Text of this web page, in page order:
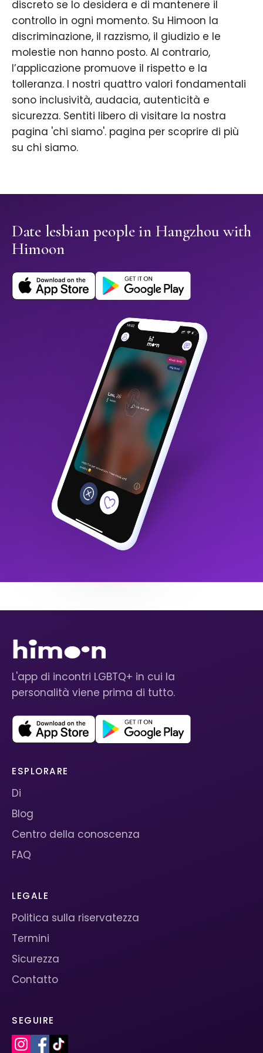
discreto se lo desidera e di mantenere il
controllo in ogni momento. Su Himoon la
discriminazione, il razzismo, il giudizio e le
molestie non hanno posto. Al contrario,
l’applicazione promuove il rispetto e la
tolleranza. I nostri quattro valori fondamentali
sono inclusività, audacia, autenticità e
sicurezza. Sentiti libero di visitare la nostra
pagina 'chi siamo'. pagina per scoprire di più
su chi siamo.
Date lesbian people in Hangzhou with
Himoon
L'app di incontri LGBTQ+ in cui la
personalità viene prima di tutto.
ESPLORARE
Di
Blog
Centro della conoscenza
FAQ
LEGALE
Politica sulla riservatezza
Termini
Sicurezza
Contatto
SEGUIRE